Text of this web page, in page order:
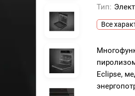
Тип:
Все
Eclipse,